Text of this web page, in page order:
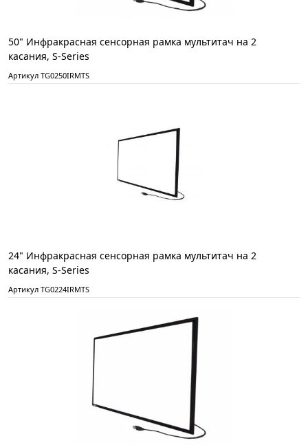
50" Инфракрасная сенсорная рамка мультитач на 2
касания, S-Series
Артикул TG0250IRMTS
24" Инфракрасная сенсорная рамка мультитач на 2
касания, S-Series
Артикул TG0224IRMTS